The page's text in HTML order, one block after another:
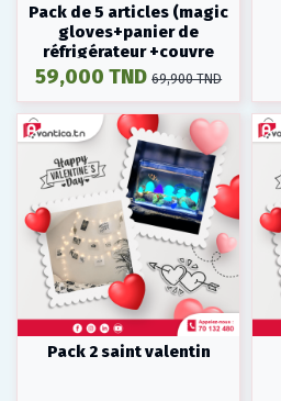
Pack de 5 articles (magic
gloves+panier de
réfrigérateur +couvre
plats+sac à fermeture...
59,000 TND 69,900 TND
Pack 2 saint valentin